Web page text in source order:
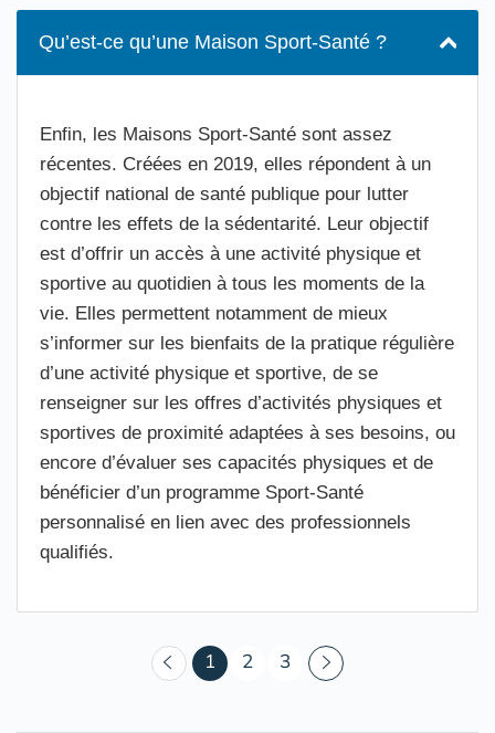
Qu’est-ce qu’une Maison Sport-Santé ?
Enfin, les Maisons Sport-Santé sont assez
récentes. Créées en 2019, elles répondent à un
objectif national de santé publique pour lutter
contre les effets de la sédentarité. Leur objectif
est d’offrir un accès à une activité physique et
sportive au quotidien à tous les moments de la
vie. Elles permettent notamment de mieux
s’informer sur les bienfaits de la pratique régulière
d’une activité physique et sportive, de se
renseigner sur les offres d’activités physiques et
sportives de proximité adaptées à ses besoins, ou
encore d’évaluer ses capacités physiques et de
bénéficier d’un programme Sport-Santé
personnalisé en lien avec des professionnels
qualifiés.
1 (courant)
2 3